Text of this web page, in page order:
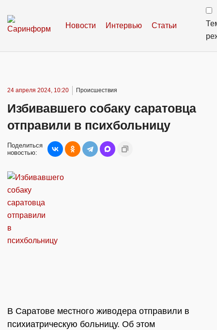
Новости Интервью Статьи
24 апреля 2024, 10:20 Происшествия
Избивавшего собаку саратовца
отправили в психбольницу
Поделиться
новостью:
В Саратове местного живодера отправили в
психиатрическую больницу. Об этом